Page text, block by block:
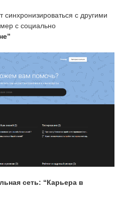
с другими
с социально
сеть: “Карьера в